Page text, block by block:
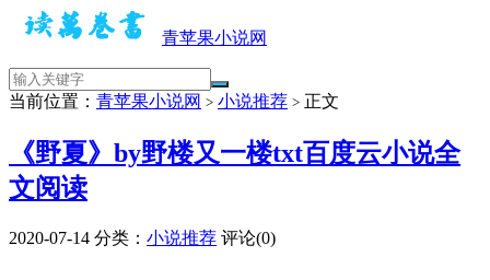
青苹果小说网
当前位置： 青苹果小说网 > 小说推荐 > 正文
《野夏》by野楼又一楼txt百度云小说全
文阅读
2020-07-14 分类： 小说推荐 评论(0)